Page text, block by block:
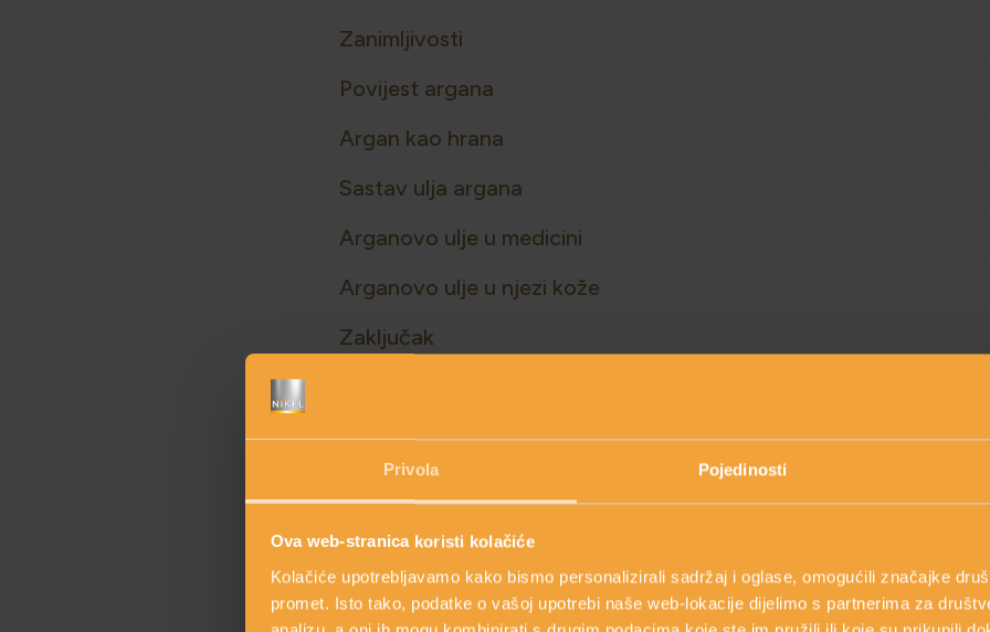
Privola Pojedinosti
Ova web-stranica koristi kolačiće
Kolačiće upotrebljavamo kako bismo personalizirali sadržaj i oglase, omogućili značajke
promet. Isto tako, podatke o vašoj upotrebi naše web-lokacije dijelimo s partnerima za
Zanimljivosti
Povijest argana
Argan kao hrana
Sastav ulja argana
Arganovo ulje u medicini
Arganovo ulje u njezi kože
Zaključak
OVAJ SASTOJAK SADRŽE SLJEDEĆI